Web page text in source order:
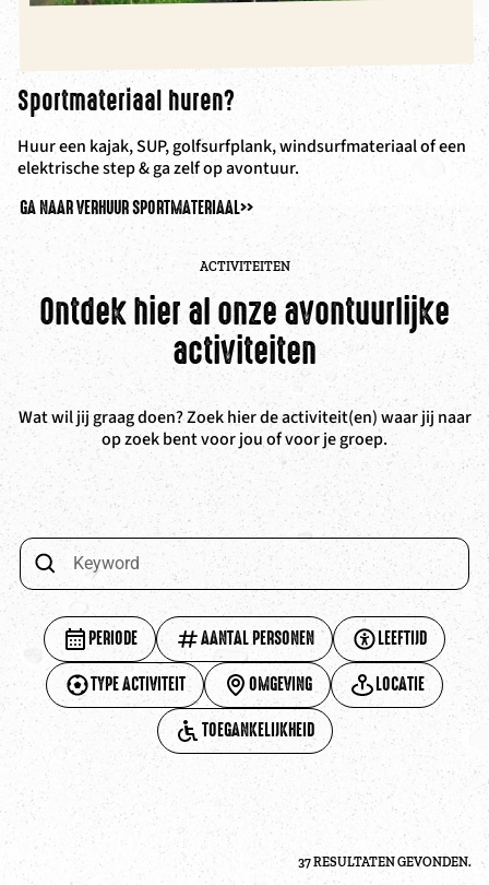
Sportmateriaal huren?
Huur een kajak, SUP, golfsurfplank, windsurfmateriaal of een
elektrische step & ga zelf op avontuur.
GA NAAR VERHUUR SPORTMATERIAAL>>
ACTIVITEITEN
Ontdek hier al onze avontuurlijke
activiteiten
Wat wil jij graag doen? Zoek hier de activiteit(en) waar jij naar
op zoek bent voor jou of voor je groep.
PERIODE AANTAL PERSONEN
LEEFTIJD
TYPE ACTIVITEIT
OMGEVING
LOCATIE
TOEGANKELIJKHEID
37 RESULTATEN GEVONDEN.